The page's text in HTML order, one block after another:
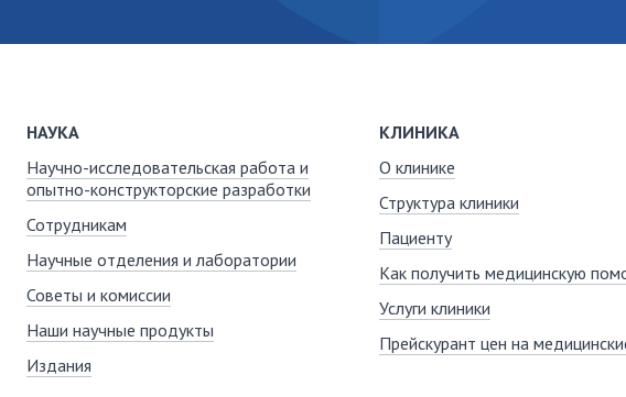
НАУКА
Научно-исследовательская работа и
опытно-конструкторские разработки
Сотрудникам
Научные отделения и лаборатории
Советы и комиссии
Наши научные продукты
Издания
КЛИНИКА
О клинике
Структура клиники
Пациенту
Как получить медицинскую
Услуги клиники
Прейскурант цен на